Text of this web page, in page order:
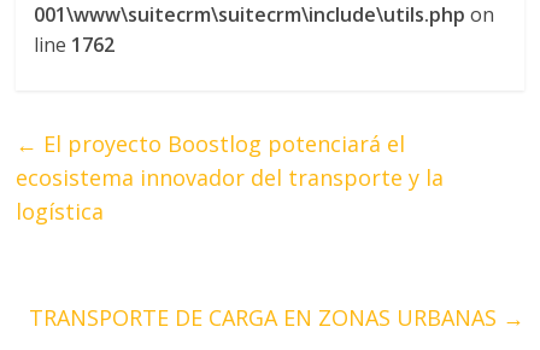
001\www\suitecrm\suitecrm\include\utils.php on
line 1762
← El proyecto Boostlog potenciará el
ecosistema innovador del transporte y la
logística
TRANSPORTE DE CARGA EN ZONAS URBANAS →